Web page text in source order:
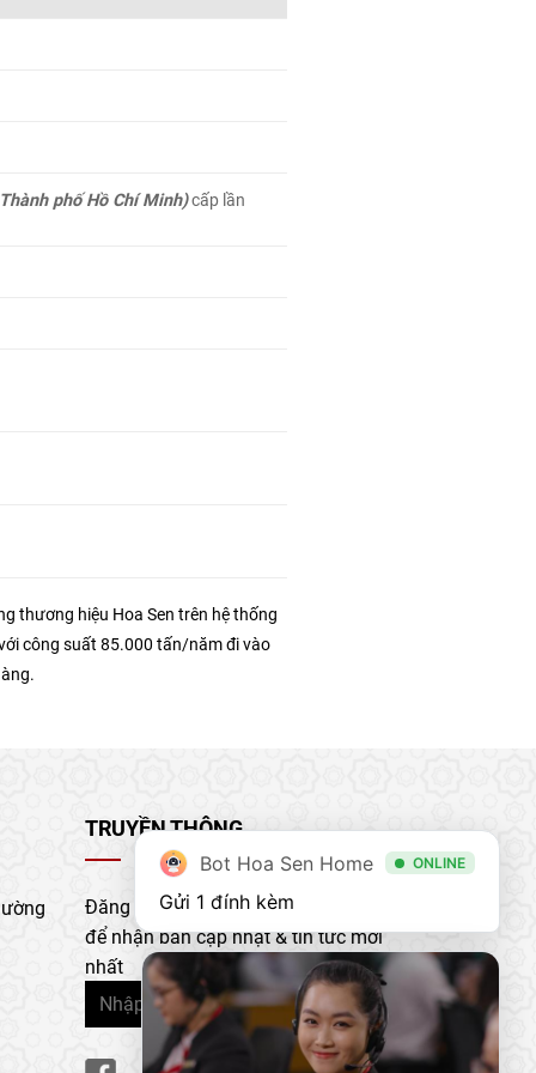
phố Hồ Chí Minh)cấp lần
thương hiệu Hoa Sen trên hệ thống
công suất 85.000 tấn/năm đi vào
TRUYỀN THÔNG
Đăng ký nhận bản tin của chúng tôi
để nhận bản cập nhật & tin tức mới
nhất
Bot Hoa Sen Home ONLINE
Gửi 1 đính kèm